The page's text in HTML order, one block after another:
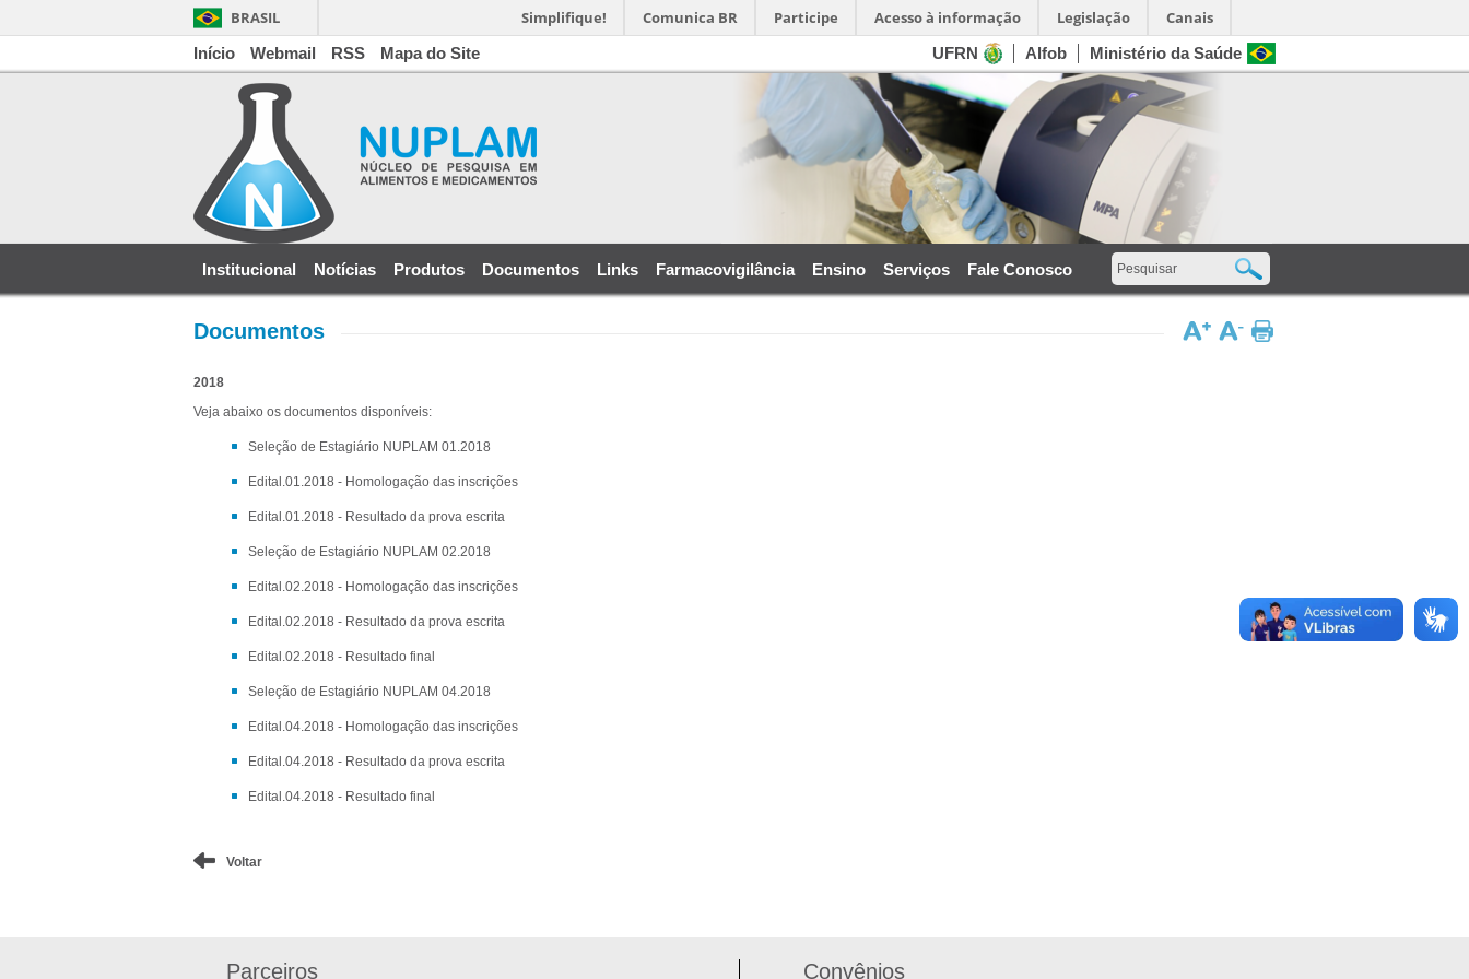
BRASIL Simplifique! Comunica BR Participe Acesso à informação Legislação Canais
Início Webmail RSS Mapa do Site Ministério da Saúde
Alfob
UFRN
Institucional Notícias Produtos Documentos Links Farmacovigilância Ensino Serviços Fale Conosco
Documentos
2018
Veja abaixo os documentos disponíveis:
Seleção de Estagiário NUPLAM 01.2018
Edital.01.2018 - Homologação das inscrições
Edital.01.2018 - Resultado da prova escrita
Seleção de Estagiário NUPLAM 02.2018
Edital.02.2018 - Homologação das inscrições
Edital.02.2018 - Resultado da prova escrita
Edital.02.2018 - Resultado final
Seleção de Estagiário NUPLAM 04.2018
Edital.04.2018 - Homologação das inscrições
Edital.04.2018 - Resultado da prova escrita
Edital.04.2018 - Resultado final
Voltar
Parceiros Convênios